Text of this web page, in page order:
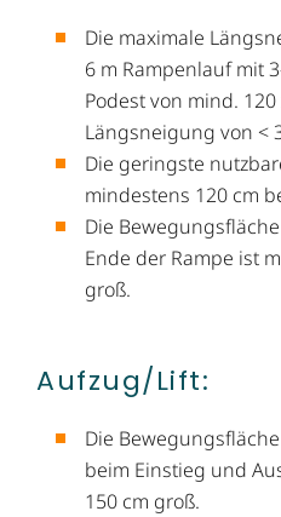
Die maximale
6 m Rampenlauf mit
Podest von mind.
Längsneigung von <
Die geringste
mindestens 120 cm
Die
Ende der Rampe ist
groß.
Aufzug/Lift:
Die
beim Einstieg und
150 cm groß.